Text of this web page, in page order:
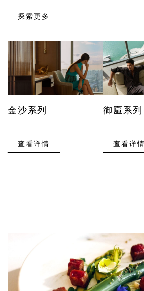
探索更多
金沙系列
查看详情
御匾系列
查看详情